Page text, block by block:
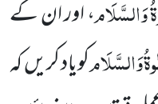
وَالسَّلَام، اور ان کے
وَالسَّلَامکویاد کریں کہ